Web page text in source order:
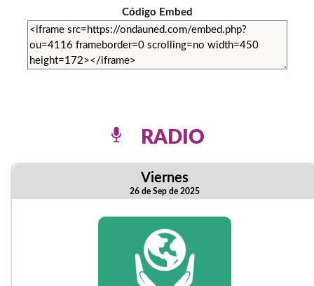
Código Embed
RADIO
Viernes
26 de Sep de 2025